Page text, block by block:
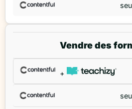
Vendre des
+